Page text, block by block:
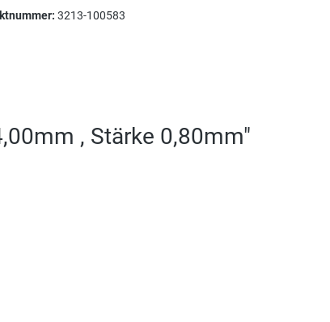
3213-100583
, Stärke 0,80mm"